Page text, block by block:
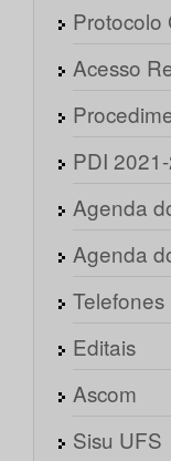
Protocolo
Acesso
PDI
Agenda
Agenda
Telefones
Editais
Ascom
Sisu UFS